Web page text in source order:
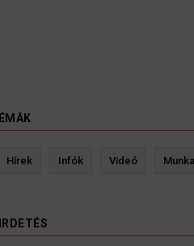
szerint a német politikának
Ressler biztosítási szakértő
Hírek Infók Videó Munka